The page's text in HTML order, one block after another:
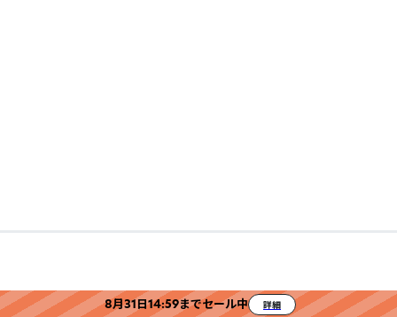
8月31日14:59までセール中 詳細